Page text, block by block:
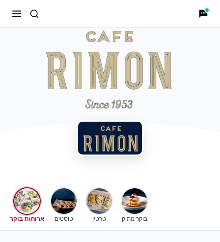
ארוחות בוקר טוסטים טרטין בוקר מתוק